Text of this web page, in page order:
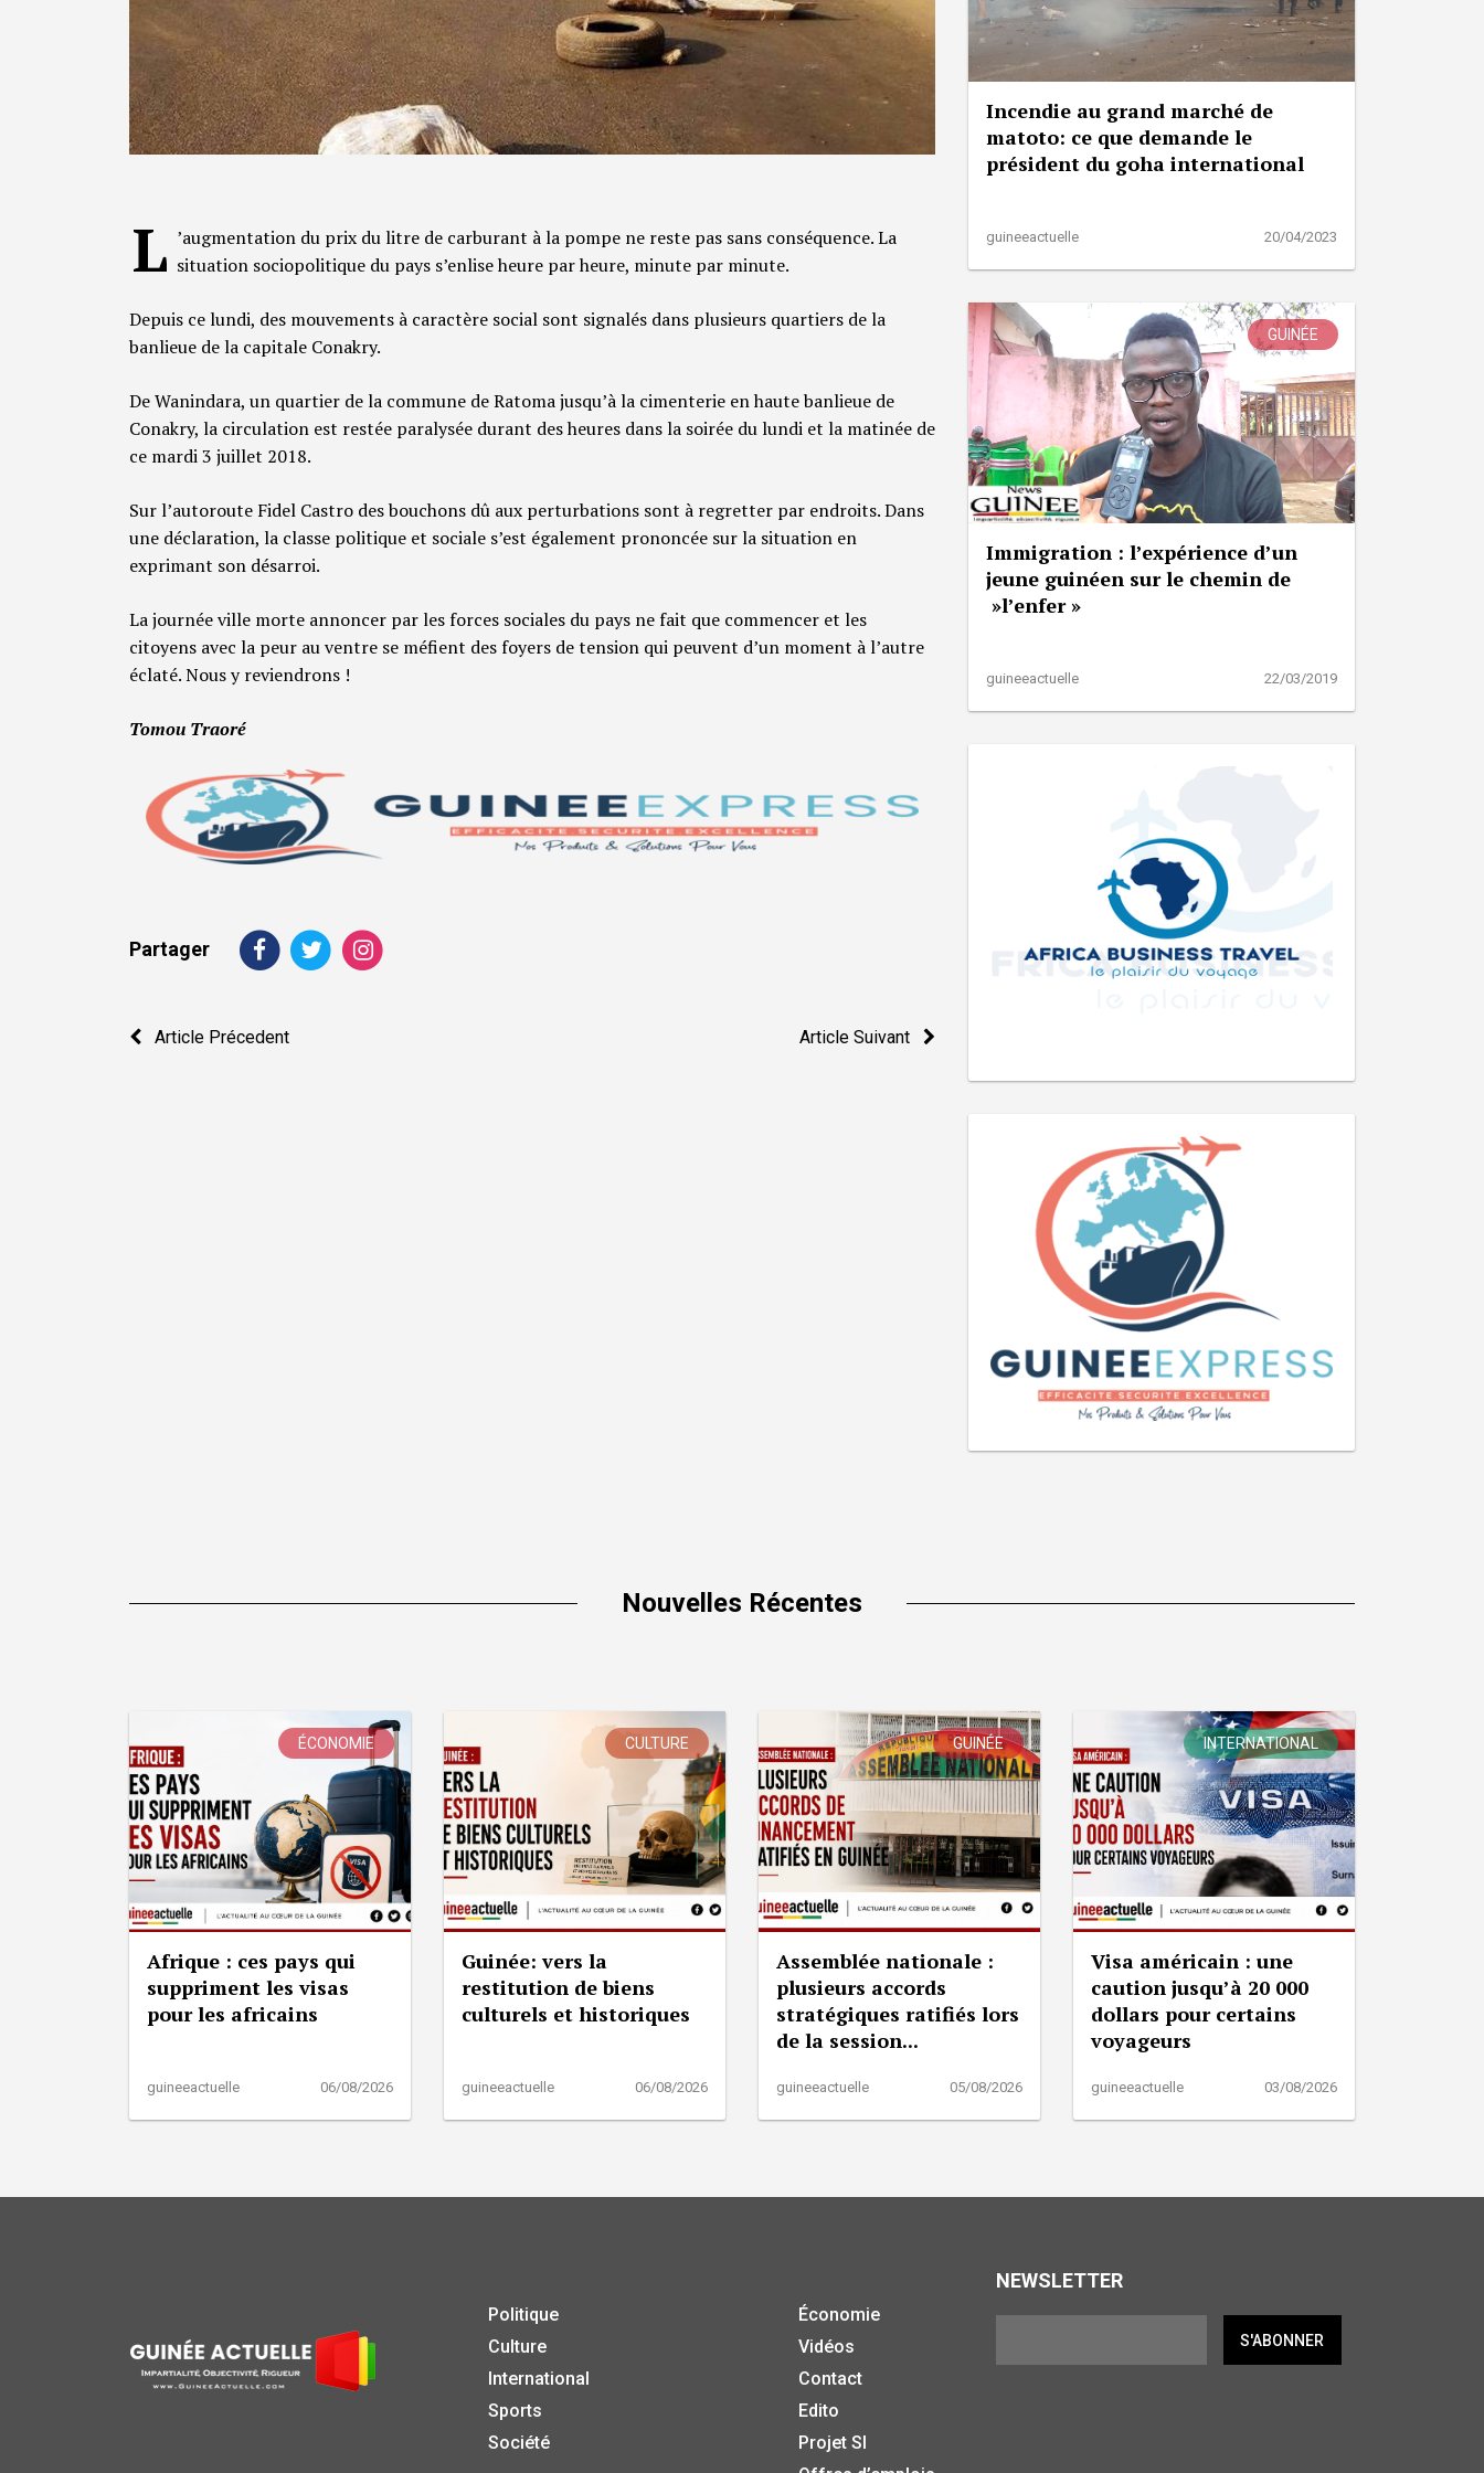
L ’augmentation du prix du litre de carburant à la pompe ne reste pas sans conséquence. La
situation sociopolitique du pays s’enlise heure par heure, minute par minute.
Depuis ce lundi, des mouvements à caractère social sont signalés dans plusieurs quartiers de la
banlieue de la capitale Conakry.
De Wanindara, un quartier de la commune de Ratoma jusqu’à la cimenterie en haute banlieue de
Conakry, la circulation est restée paralysée durant des heures dans la soirée du lundi et la matinée de
ce mardi 3 juillet 2018.
Sur l’autoroute Fidel Castro des bouchons dû aux perturbations sont à regretter par endroits. Dans
une déclaration, la classe politique et sociale s’est également prononcée sur la situation en
exprimant son désarroi.
La journée ville morte annoncer par les forces sociales du pays ne fait que commencer et les
citoyens avec la peur au ventre se méfient des foyers de tension qui peuvent d’un moment à l’autre
éclaté. Nous y reviendrons !
Tomou Traoré
Partager
Navigation
Article Précedent Article Suivant
Incendie au grand marché de
matoto: ce que demande le
président du goha international
guineeactuelle 20/04/2023
GUINÉE
Immigration : l’expérience d’un
jeune guinéen sur le chemin de
»l’enfer »
guineeactuelle 22/03/2019
Nouvelles Récentes
ÉCONOMIE
Afrique : ces pays qui
suppriment les visas
pour les africains
guineeactuelle 06/08/2026
CULTURE
Guinée: vers la
restitution de biens
culturels et historiques
guineeactuelle 06/08/2026
GUINÉE
Assemblée nationale :
plusieurs accords
stratégiques ratifiés lors
de la session...
guineeactuelle 05/08/2026
INTERNATIONAL
Visa américain : une
caution jusqu’à 20 000
dollars pour certains
voyageurs
guineeactuelle 03/08/2026
Politique
Culture
International
Sports
Société
Économie
Vidéos
Contact
Edito
Projet SI
NEWSLETTER
S'ABONNER